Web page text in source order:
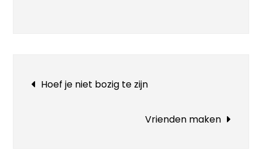
Bericht
navigatie
Hoef je niet bozig te zijn
Vrienden maken